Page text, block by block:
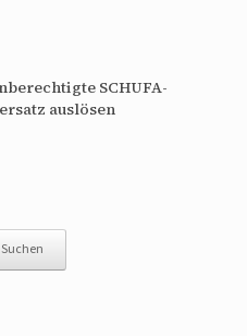
SCHUFA-
auslösen
Suchen